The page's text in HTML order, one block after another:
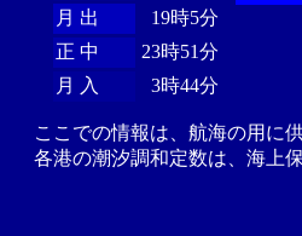
月 出
19時5分
正 中
23時51分
月 入
3時44分
ここでの情報は、航海の用に
各港の潮汐調和定数は、海上